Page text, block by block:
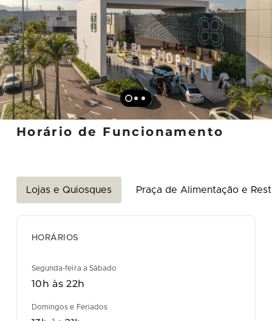
Horário de Funcionamento
Lojas e Quiosques Praça de Alimentação e
HORÁRIOS
Segunda-feira a Sábado
10h às 22h
Domingos e Feriados